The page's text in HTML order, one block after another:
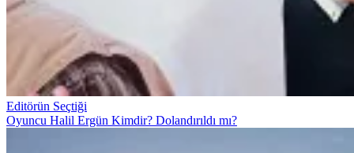
Editörün Seçtiği
Oyuncu Halil Ergün Kimdir? Dolandırıldı mı?